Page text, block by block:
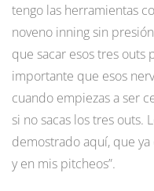
tengo las herramientas
noveno inning sin
que sacar esos tres outs
importante que esos
cuando empiezas a ser
si no sacas los tres outs.
demostrado aquí, que
y en mis pitcheos”.